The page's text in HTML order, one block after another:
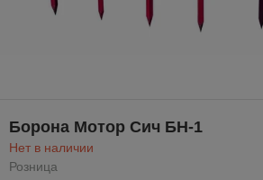
Борона Мотор Сич БН-1
Нет в наличии
Розница